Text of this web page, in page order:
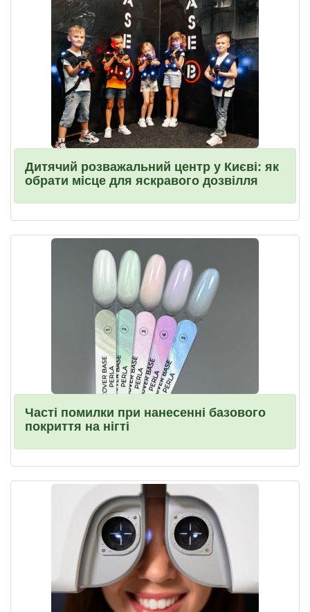
Дитячий розважальний центр у Києві: як
обрати місце для яскравого дозвілля
Часті помилки при нанесенні базового
покриття на нігті